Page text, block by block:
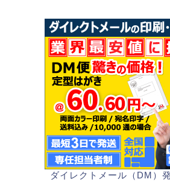
ダイレクトメール（DM）